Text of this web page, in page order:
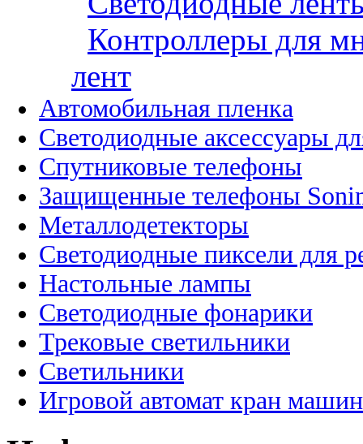
Контроллеры для
лент
Автомобильная пленка
Светодиодные аксессуары
Спутниковые телефоны
Защищенные телефоны
Металлодетекторы
Светодиодные пиксели для
Настольные лампы
Светодиодные фонарики
Трековые светильники
Светильники
Игровой автомат кран